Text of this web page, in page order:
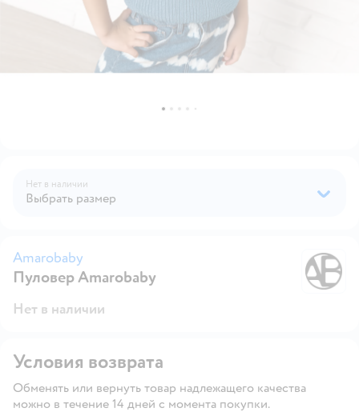
Нет в наличии
Выбрать размер
Amarobaby
Пуловер Amarobaby
Нет в наличии
Условия возврата
Обменять или вернуть товар надлежащего качества
можно в течение 14 дней с момента покупки.